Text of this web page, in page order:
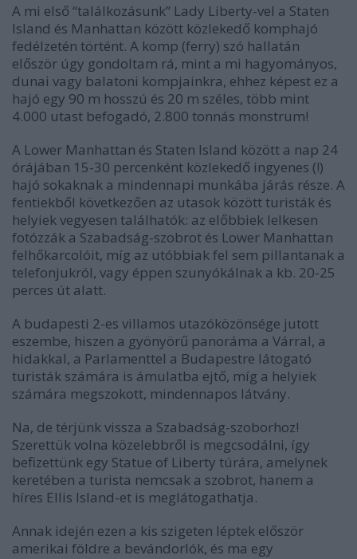
A mi első “találkozásunk” Lady Liberty-vel a Staten
Island és Manhattan között közlekedő komphajó
fedélzetén történt. A komp (ferry) szó hallatán
először úgy gondoltam rá, mint a mi hagyományos,
dunai vagy balatoni kompjainkra, ehhez képest ez a
hajó egy 90 m hosszú és 20 m széles, több mint
4.000 utast befogadó, 2.800 tonnás monstrum!
A Lower Manhattan és Staten Island között a nap 24
órájában 15-30 percenként közlekedő ingyenes (!)
hajó sokaknak a mindennapi munkába járás része. A
fentiekből következően az utasok között turisták és
helyiek vegyesen találhatók: az előbbiek lelkesen
fotózzák a Szabadság-szobrot és Lower Manhattan
felhőkarcolóit, míg az utóbbiak fel sem pillantanak a
telefonjukról, vagy éppen szunyókálnak a kb. 20-25
perces út alatt.
A budapesti 2-es villamos utazóközönsége jutott
eszembe, hiszen a gyönyörű panoráma a Várral, a
hidakkal, a Parlamenttel a Budapestre látogató
turisták számára is ámulatba ejtő, míg a helyiek
számára megszokott, mindennapos látvány.
Na, de térjünk vissza a Szabadság-szoborhoz!
Szerettük volna közelebbről is megcsodálni, így
befizettünk egy Statue of Liberty túrára, amelynek
keretében a turista nemcsak a szobrot, hanem a
híres Ellis Island-et is meglátogathatja.
Annak idején ezen a kis szigeten léptek először
amerikai földre a bevándorlók, és ma egy